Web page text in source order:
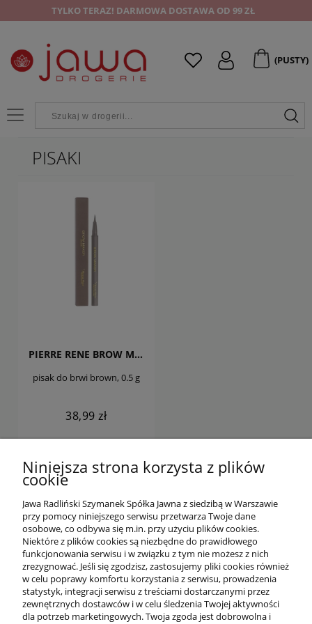
TYLKO TERAZ! DARMOWA DOSTAWA OD 99 ZŁ
(PUSTY)
PISAKI
PIERRE RENE BROW MARKER
pisak do brwi brown, 0.5 g
38,99 zł
DO KOSZYKA
OFERTA
O NAS
Niniejsza strona korzysta z plików
cookie
Jawa Radliński Szymanek Spółka Jawna z siedzibą w Warszawie
przy pomocy niniejszego serwisu przetwarza Twoje dane
osobowe, co odbywa się m.in. przy użyciu plików cookies.
Niektóre z plików cookies są niezbędne do prawidłowego
funkcjonowania serwisu i w związku z tym nie możesz z nich
zrezygnować. Jeśli się zgodzisz, zastosujemy pliki cookies również
w celu poprawy komfortu korzystania z serwisu, prowadzenia
statystyk, integracji serwisu z treściami dostarczanymi przez
zewnętrznych dostawców i w celu śledzenia Twojej aktywności
dla potrzeb marketingowych. Twoja zgoda jest dobrowolna i